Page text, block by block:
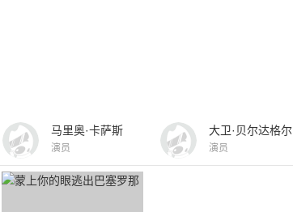
马里奥·卡萨斯
演员
大卫·贝尔达格尔
演员